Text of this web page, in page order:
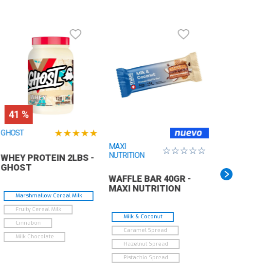
41 %
GHOST ★★★★★
WHEY PROTEIN 2LBS -
GHOST
Marshmallow Cereal Milk
Fruity Cereal Milk
Cinnabon
Milk Chocolate
MAXI
NUTRITION
☆☆☆☆☆
WAFFLE BAR 40GR -
MAXI NUTRITION
Milk & Coconut
Caramel Spread
Hazelnut Spread
Pistachio Spread